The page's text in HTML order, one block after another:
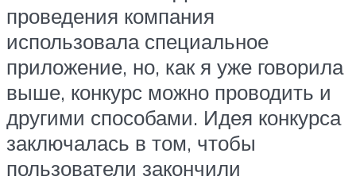
проведения компания
использовала специальное
приложение, но, как я уже говорила
выше, конкурс можно проводить и
другими способами. Идея конкурса
заключалась в том, чтобы
пользователи закончили